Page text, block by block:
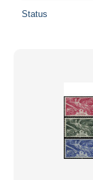
Status